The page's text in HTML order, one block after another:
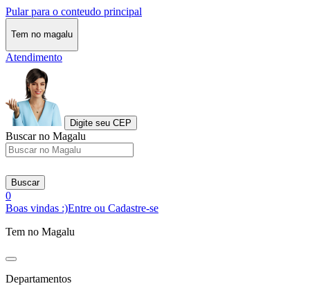
Pular para o conteudo principal
Tem no magalu
Atendimento
Digite seu CEP
Buscar no Magalu
Buscar
0
Boas vindas :)Entre ou Cadastre-se
Tem no Magalu
Departamentos